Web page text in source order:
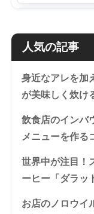
人気の記事
身近なアレを加
が美味しく炊け
飲食店のインバ
メニューを作る
世界中が注目！
ーヒー「ダラッ
お店のノロウイ